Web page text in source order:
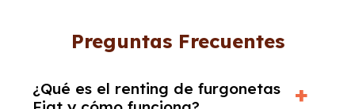
Preguntas Frecuentes
¿Qué es el renting de furgonetas